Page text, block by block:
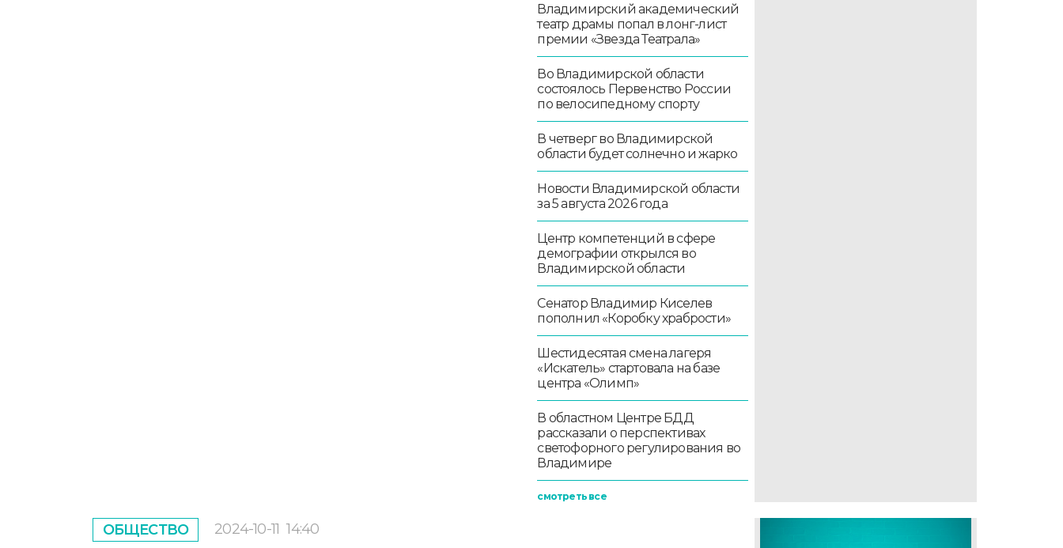
Владимирский академический
театр драмы попал в лонг-лист
премии «Звезда Театрала»
Во Владимирской области
состоялось Первенство России
по велосипедному спорту
В четверг во Владимирской
области будет солнечно и жарко
Новости Владимирской области
за 5 августа 2026 года
Центр компетенций в сфере
демографии открылся во
Владимирской области
Сенатор Владимир Киселев
пополнил «Коробку храбрости»
Шестидесятая смена лагеря
«Искатель» стартовала на базе
центра «Олимп»
В областном Центре БДД
рассказали о перспективах
светофорного регулирования во
Владимире
смотреть все
ОБЩЕСТВО 2024-10-11 14:40